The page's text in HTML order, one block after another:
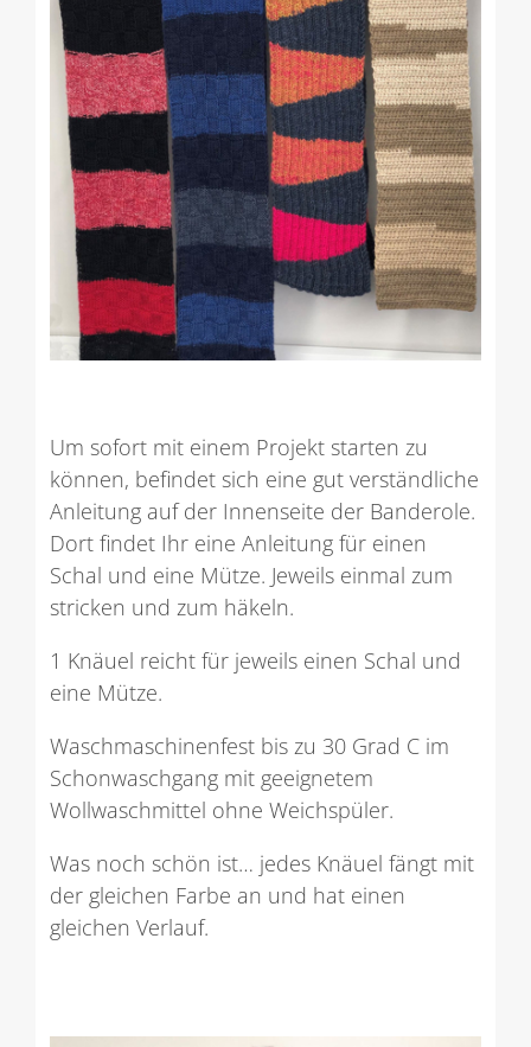
Um sofort mit einem Projekt starten zu
können, befindet sich eine gut verständliche
Anleitung auf der Innenseite der Banderole.
Dort findet Ihr eine Anleitung für einen
Schal und eine Mütze. Jeweils einmal zum
stricken und zum häkeln.
1 Knäuel reicht für jeweils einen Schal und
eine Mütze.
Waschmaschinenfest bis zu 30 Grad C im
Schonwaschgang mit geeignetem
Wollwaschmittel ohne Weichspüler.
Was noch schön ist… jedes Knäuel fängt mit
der gleichen Farbe an und hat einen
gleichen Verlauf.